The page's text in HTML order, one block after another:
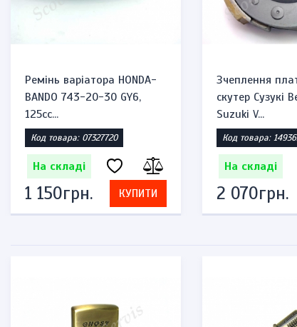
Ремінь варіатора HONDA-
BANDO 743-20-30 GY6,
125cc...
Код товара: 07327720
На складі
1 150грн. КУПИТИ
Зчеплення
скутер Сузукі
Suzuki V...
Код товара:
На складі
2 070грн.